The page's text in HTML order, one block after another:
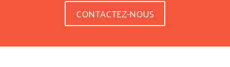
CONTACTEZ-NOUS